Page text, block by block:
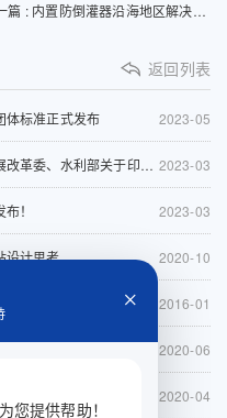
下一篇 : 内置防倒灌器沿海地区解决方案
返回列表
2023-05
体标准正式发布
2023-03
市黑臭水体治理攻坚战实施方案》的通知
2023-03
！
2020-10
设计思考
2016-01
（一）》图集正式发售
2020-06
见
2020-04
×
您提供帮助！